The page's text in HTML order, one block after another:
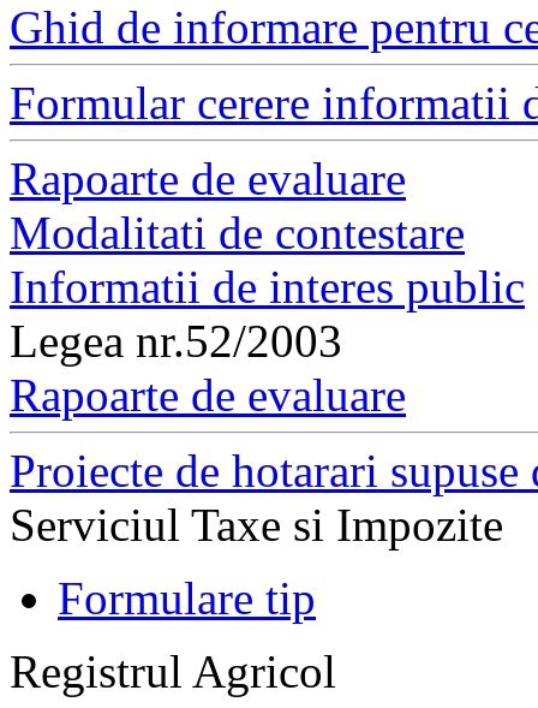
Ghid de informare pentru
Formular cerere informatii
Rapoarte de evaluare
Modalitati de contestare
Informatii de interes public
Legea nr.52/2003
Rapoarte de evaluare
Proiecte de hotarari
Serviciul Taxe si Impozite
Formulare tip
Registrul Agricol